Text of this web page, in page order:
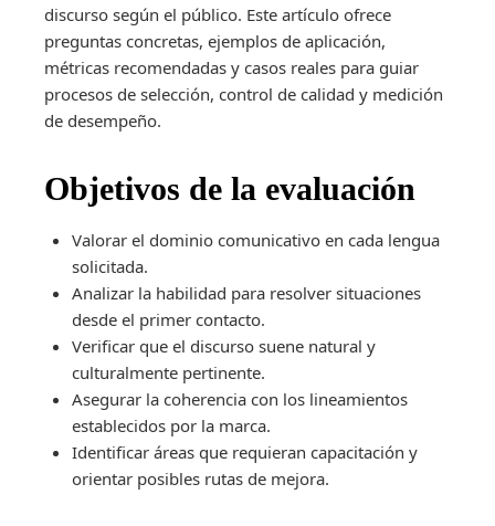
discurso según el público. Este artículo ofrece
preguntas concretas, ejemplos de aplicación,
métricas recomendadas y casos reales para guiar
procesos de selección, control de calidad y medición
de desempeño.
Objetivos de la evaluación
Valorar el dominio comunicativo en cada lengua
solicitada.
Analizar la habilidad para resolver situaciones
desde el primer contacto.
Verificar que el discurso suene natural y
culturalmente pertinente.
Asegurar la coherencia con los lineamientos
establecidos por la marca.
Identificar áreas que requieran capacitación y
orientar posibles rutas de mejora.